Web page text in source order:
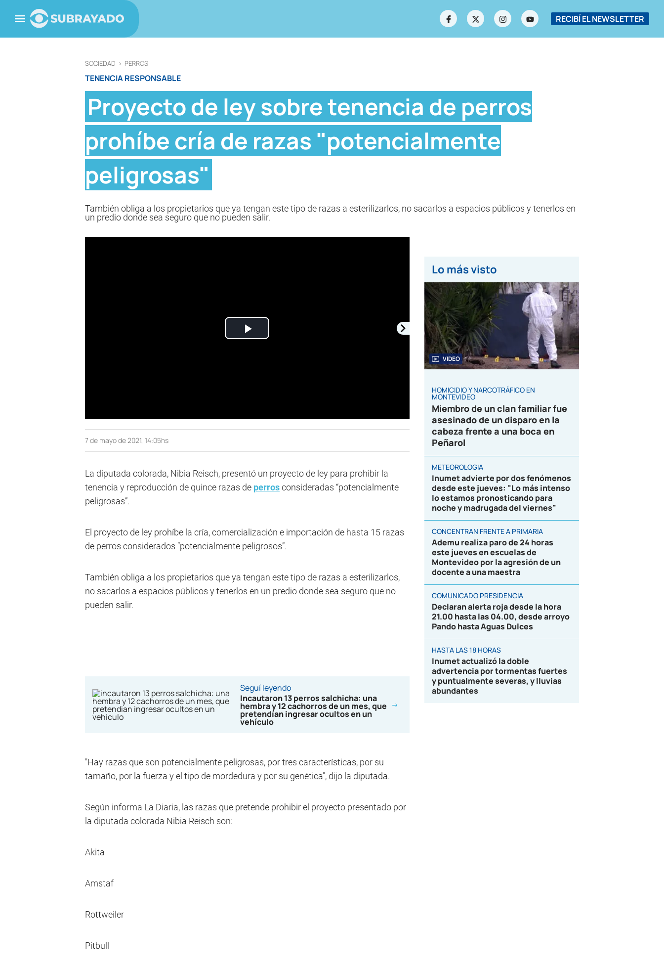
RECIBÍ EL NEWSLETTER
SOCIEDAD > PERROS
TENENCIA RESPONSABLE
Proyecto de ley sobre tenencia de perros
prohíbe cría de razas "potencialmente
peligrosas"
También obliga a los propietarios que ya tengan este tipo de razas a esterilizarlos, no sacarlos a espacios públicos y tenerlos en
un predio donde sea seguro que no pueden salir.
Play
7 de mayo de 2021, 14:05hs
La diputada colorada, Nibia Reisch, presentó un proyecto de ley para prohibir la
tenencia y reproducción de quince razas de perrosconsideradas “potencialmente
peligrosas”.
El proyecto de ley prohíbe la cría, comercialización e importación de hasta 15 razas
de perros considerados “potencialmente peligrosos”.
También obliga a los propietarios que ya tengan este tipo de razas a esterilizarlos,
no sacarlos a espacios públicos y tenerlos en un predio donde sea seguro que no
pueden salir.
Seguí leyendo
Incautaron 13 perros salchicha: una
hembra y 12 cachorros de un mes, que
pretendían ingresar ocultos en un
vehículo
"Hay razas que son potencialmente peligrosas, por tres características, por su
tamaño, por la fuerza y el tipo de mordedura y por su genética", dijo la diputada.
Según informa La Diaria, las razas que pretende prohibir el proyecto presentado por
la diputada colorada Nibia Reisch son:
Akita
Amstaf
Rottweiler
Pitbull
Lo más visto
VIDEO
HOMICIDIO Y NARCOTRÁFICO EN
MONTEVIDEO
Miembro de un clan familiar fue
asesinado de un disparo en la
cabeza frente a una boca en
Peñarol
METEOROLOGÍA
Inumet advierte por dos fenómenos
desde este jueves: "Lo más intenso
lo estamos pronosticando para
noche y madrugada del viernes"
CONCENTRAN FRENTE A PRIMARIA
Ademu realiza paro de 24 horas
este jueves en escuelas de
Montevideo por la agresión de un
docente a una maestra
COMUNICADO PRESIDENCIA
Declaran alerta roja desde la hora
21.00 hasta las 04.00, desde arroyo
Pando hasta Aguas Dulces
HASTA LAS 18 HORAS
Inumet actualizó la doble
advertencia por tormentas fuertes
y puntualmente severas, y lluvias
abundantes